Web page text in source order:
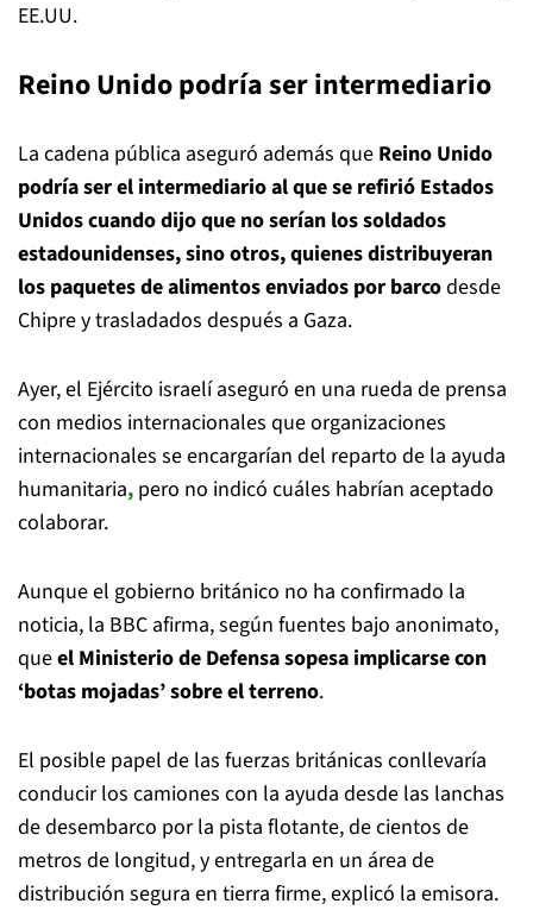
EE.UU.
Reino Unido podría ser intermediario
La cadena pública aseguró además que Reino Unido
podría ser el intermediario al que se refirió Estados
Unidoscuando dijo que no serían los soldados
estadounidenses, sino otros, quienes distribuyeran
los paquetes de alimentos enviados por barcodesde
Chipre y trasladados después a Gaza.
Ayer, el Ejército israelí aseguró en una rueda de prensa
con medios internacionales que organizaciones
internacionales se encargarían del reparto de la ayuda
humanitaria, pero no indicó cuáles habrían aceptado
colaborar.
Aunque el gobierno británico no ha confirmado la
noticia, la BBC afirma, según fuentes bajo anonimato,
queel Ministerio de Defensa sopesa implicarse con
‘botas mojadas’ sobre el terreno.
El posible papel de las fuerzas británicas conllevaría
conducir los camiones con la ayuda desde las lanchas
de desembarco por la pista flotante, de cientos de
metros de longitud, y entregarla en un área de
distribución segura en tierra firme, explicó la emisora.